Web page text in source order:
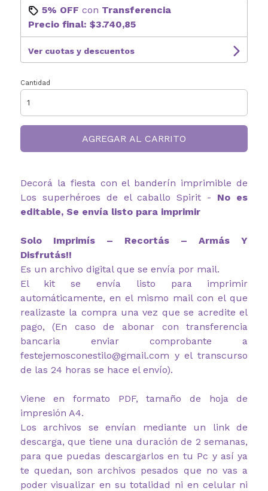
5% OFF con Transferencia
Precio final: $3.740,85
Ver cuotas y descuentos
Cantidad
AGREGAR AL CARRITO
Decorá la fiesta con el banderín imprimible de
Los superhéroes de el caballo Spirit - No es
editable, Se envía listo para imprimir
Solo Imprimís – Recortás – Armás Y
Disfrutás!!
Es un archivo digital que se envía por mail.
El kit se envía listo para imprimir
automáticamente, en el mismo mail con el que
realizaste la compra una vez que se acredite el
pago, (En caso de abonar con transferencia
bancaria enviar comprobante a
festejemosconestilo@gmail.com y el transcurso
de las 24 horas se hace el envío).
Viene en formato PDF, tamaño de hoja de
impresión A4.
Los archivos se envían mediante un link de
descarga, que tiene una duración de 2 semanas,
para que puedas descargarlos en tu Pc y así ya
te quedan, son archivos pesados que no vas a
poder visualizar en su totalidad ni en celular ni